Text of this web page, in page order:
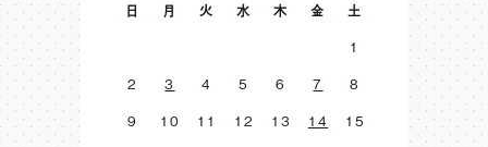
日
月 火 水 木 金
土
1
2
3 4 5 6 7
8
9
10 11 12 13 14
15